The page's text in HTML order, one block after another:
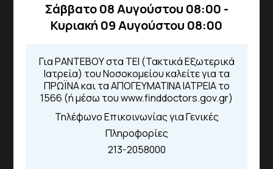
Σάββατο 08 Αυγούστου 08:00 -
Κυριακή 09 Αυγούστου 08:00
Για ΡΑΝΤΕΒΟΥ στα ΤΕΙ (Τακτικά Εξωτερικά
Ιατρεία) του Νοσοκομείου καλείτε για τα
ΠΡΩΪΝΑ και τα ΑΠΟΓΕΥΜΑΤΙΝΑ ΙΑΤΡΕΙΑ το
1566 (ή μέσω του www.finddoctors.gov.gr)
Τηλέφωνο Επικοινωνίας για Γενικές
Πληροφορίες
213-2058000
Για τα πρωινά και τα απογευματινά
ιατρεία:
Από τον ιστότοποeΡαντεβού
Καλώντας στην φωνητική πύλη του
1566
Μέσω της εφαρμογής "MyHealth